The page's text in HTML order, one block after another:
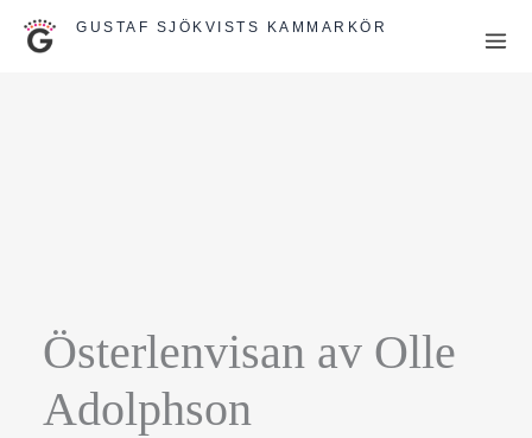
GUSTAF SJÖKVISTS KAMMARKÖR
Österlenvisan av Olle
Adolphson